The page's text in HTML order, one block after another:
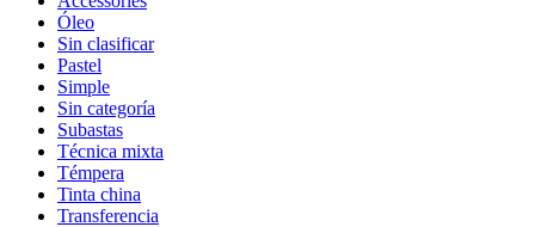
Óleo
Sin clasificar
Pastel
Simple
Sin categoría
Subastas
Técnica mixta
Témpera
Tinta china
Transferencia